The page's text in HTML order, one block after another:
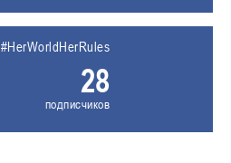
#HerWorldHerRules
28
подписчиков